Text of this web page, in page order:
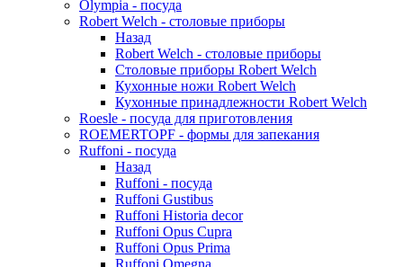
Olympia - посуда
Robert Welch - столовые приборы
Назад
Robert Welch - столовые приборы
Столовые приборы Robert Welch
Кухонные ножи Robert Welch
Кухонные принадлежности Robert Welch
Roesle - посуда для приготовления
ROEMERTOPF - формы для запекания
Ruffoni - посуда
Назад
Ruffoni - посуда
Ruffoni Gustibus
Ruffoni Historia decor
Ruffoni Opus Cupra
Ruffoni Opus Prima
Ruffoni Omegna